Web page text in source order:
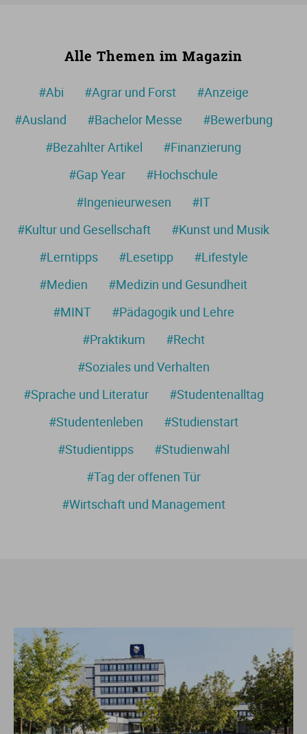
Alle Themen im Magazin
#Abi #Agrar und Forst
#Anzeige
#Ausland
#Bachelor Messe
#Bewerbung
#Bezahlter Artikel
#Finanzierung
#Gap Year
#Hochschule
#Ingenieurwesen
#IT
#Kultur und Gesellschaft
#Kunst und Musik
#Lerntipps
#Lesetipp
#Lifestyle
#Medien
#Medizin und Gesundheit
#MINT
#Pädagogik und Lehre
#Praktikum
#Recht
#Soziales und Verhalten
#Sprache und Literatur
#Studentenalltag
#Studentenleben
#Studienstart
#Studientipps
#Studienwahl
#Tag der offenen Tür
#Wirtschaft und Management